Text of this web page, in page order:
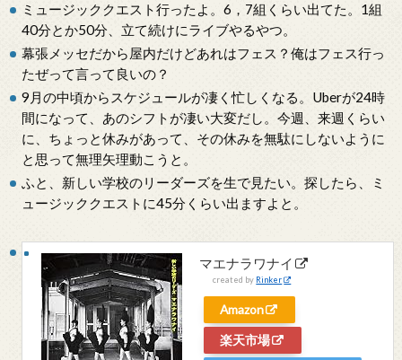
ミュージッククエスト行ったよ。6，7組くらい出てた。1組
40分とか50分、立て続けにライブやるやつ。
幕張メッセだから屋内だけどあれはフェス？俺はフェス行っ
たぜって言って良いの？
9月の中頃からスケジュールが凄く忙しくなる。Uberが24時
間になって、あのシフトが凄い大変だし。今週、来週くらい
に、ちょっと休みがあって、その休みを無駄にしないように
と思って無理矢理動こうと。
ふと、新しい学校のリーダーズを生で見たい。探したら、ミ
ュージッククエストに45分くらい出ますよと。
マエナラワナイ
created by Rinker
Amazon
楽天市場